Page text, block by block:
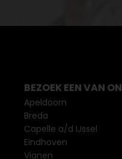
BEZOEK EEN VAN
Apeldoorn
Breda
Capelle a/d IJssel
Eindhoven
Vianen